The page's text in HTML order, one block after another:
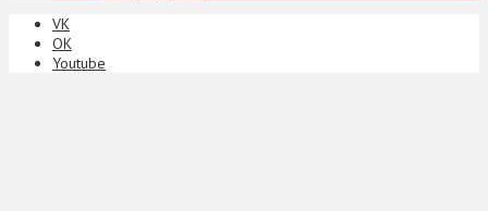
VK
ОК
Youtube